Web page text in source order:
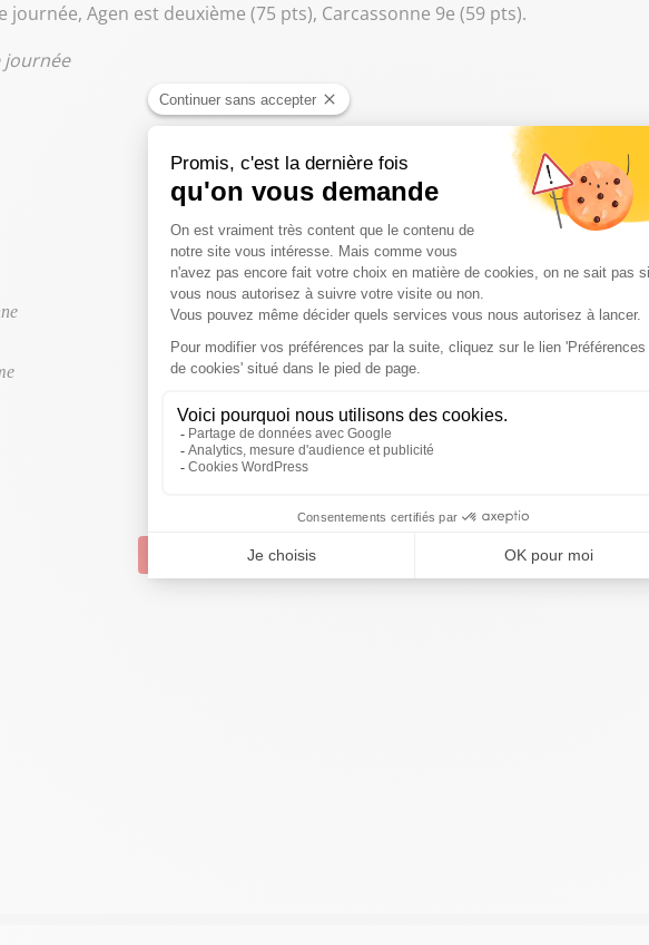
Agen est deuxième (75 pts), Carcassonne 9e (59 pts).
journée
Suivre Sud Radio